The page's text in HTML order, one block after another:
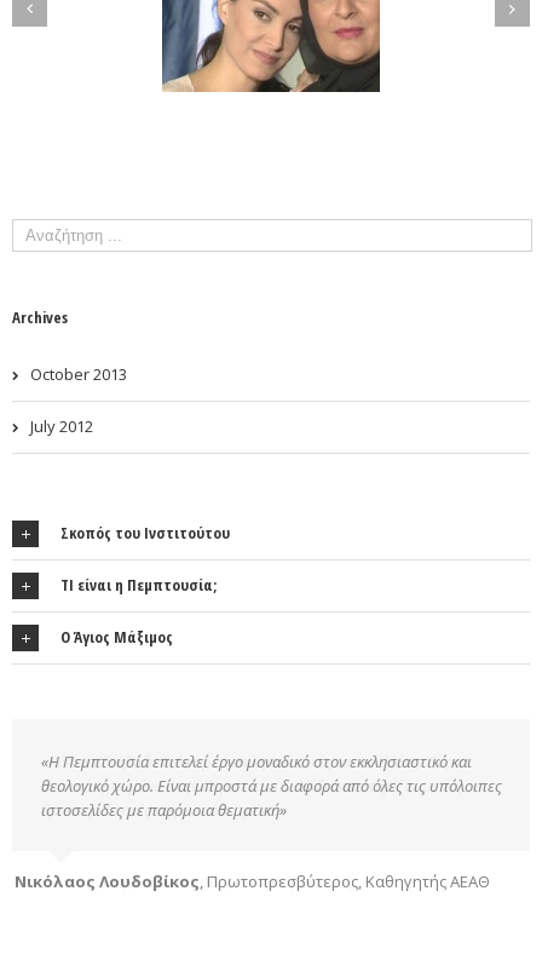
Archives
October 2013
July 2012
Σκοπός του Ινστιτούτου
ΤΙ είναι η Πεμπτουσία;
Ο Άγιος Μάξιμος
«Η Πεμπτουσία επιτελεί έργο μοναδικό στον εκκλησιαστικό και
θεολογικό χώρο. Είναι μπροστά με διαφορά από όλες τις υπόλοιπες
ιστοσελίδες με παρόμοια θεματική»
Νικόλαος Λουδοβίκος Πρωτοπρεσβύτερος, Καθηγητής ΑΕΑΘ